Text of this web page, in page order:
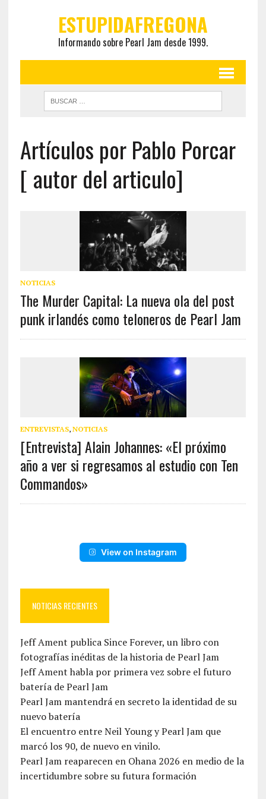
ESTUPIDAFREGONA
Informando sobre Pearl Jam desde 1999.
Artículos por Pablo Porcar
[ autor del articulo]
NOTICIAS
The Murder Capital: La nueva ola del post
punk irlandés como teloneros de Pearl Jam
ENTREVISTAS, NOTICIAS
[Entrevista] Alain Johannes: «El próximo
año a ver si regresamos al estudio con Ten
Commandos»
View on Instagram
NOTICIAS RECIENTES
Jeff Ament publica Since Forever, un libro con
fotografías inéditas de la historia de Pearl Jam
Jeff Ament habla por primera vez sobre el futuro
batería de Pearl Jam
Pearl Jam mantendrá en secreto la identidad de su
nuevo batería
El encuentro entre Neil Young y Pearl Jam que
marcó los 90, de nuevo en vinilo.
Pearl Jam reaparecen en Ohana 2026 en medio de la
incertidumbre sobre su futura formación